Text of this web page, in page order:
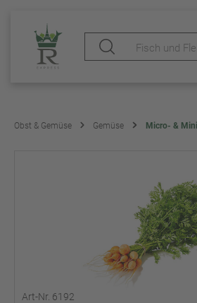
Obst & Gemüse Gemüse Micro- &
Art-Nr. 6192